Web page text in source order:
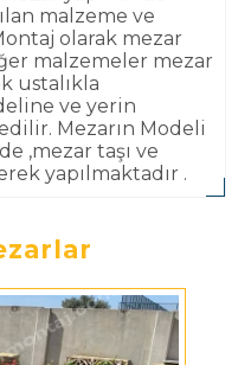
malzeme ve
olarak mezar
malzemeler mezar
ustalıkla
ve yerin
Mezarın Modeli
,mezar taşı ve
yapılmaktadır .